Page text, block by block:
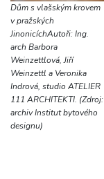
Dům s vlašským krovem
v pražských
JinonicíchAutoři: Ing.
arch Barbora
Weinzettlová, Jiří
Weinzettl a Veronika
Indrová, studio ATELIER
111 ARCHITEKTI. (Zdroj:
archiv Institut bytového
designu)